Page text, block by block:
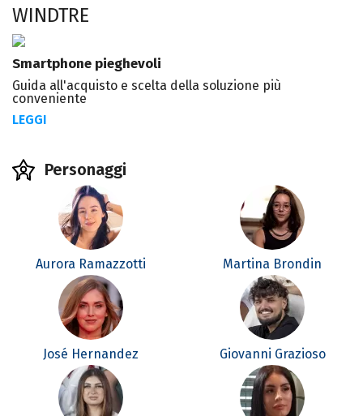
WINDTRE
Smartphone pieghevoli
Guida all'acquisto e scelta della soluzione più
conveniente
LEGGI
Personaggi
Aurora Ramazzotti Martina Brondin
José Hernandez Giovanni Grazioso